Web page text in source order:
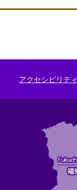
アクセシビリティ